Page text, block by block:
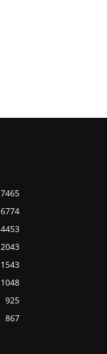
7465
6774
4453
2043
1543
1048
925
867